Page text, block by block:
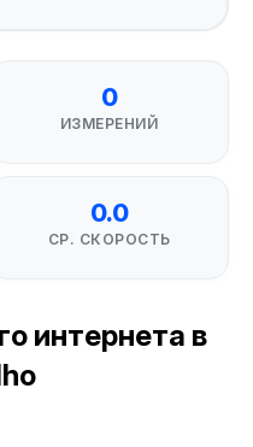
0
ИЗМЕРЕНИЙ
0.0
СР. СКОРОСТЬ
интернета в